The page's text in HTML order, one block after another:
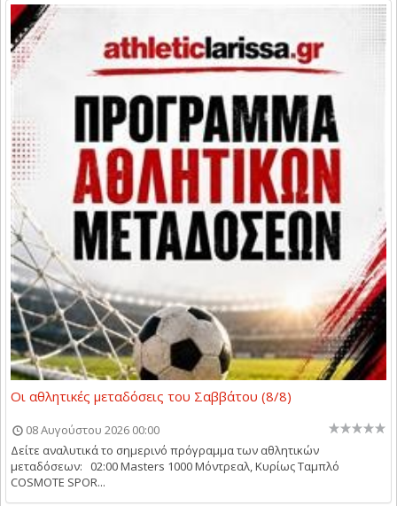
Οι αθλητικές μεταδόσεις του Σαββάτου (8/8)
08 Αυγούστου 2026 00:00
Δείτε αναλυτικά το σημερινό πρόγραμμα των αθλητικών
μεταδόσεων: 02:00 Masters 1000 Μόντρεαλ, Κυρίως Ταμπλό
COSMOTE SPOR...